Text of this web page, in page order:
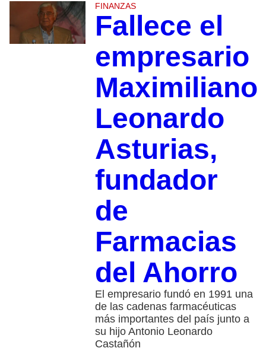
FINANZAS
Fallece el
empresario
Maximiliano
Leonardo
Asturias,
fundador
de
Farmacias
del Ahorro
El empresario fundó en 1991 una
de las cadenas farmacéuticas
más importantes del país junto a
su hijo Antonio Leonardo
Castañón